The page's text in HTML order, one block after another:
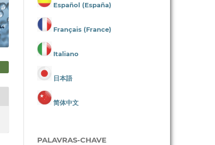
Español (España)
Français (France)
Italiano
日本語
简体中文
PALAVRAS-CHAVE